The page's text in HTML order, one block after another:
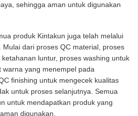
sehingga aman untuk digunakan
produk Kintakun juga telah melalui
Mulai dari proses QC material, proses
luntur, proses washing untuk
warna yang menempel pada
finishing untuk mengecek kualitas
untuk proses selanjutnya. Semua
untuk mendapatkan produk yang
digunakan.